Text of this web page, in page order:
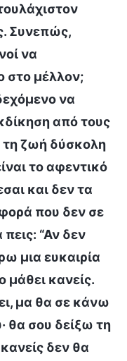
Συνεπώς,
να
στο μέλλον;
να
από τους
ζωή δύσκολη
το αφεντικό
και δεν τα
που δεν σε
“Αν δεν
μια ευκαιρία
κανείς.
μα θα σε κάνω
θα σου δείξω τη
δεν θα